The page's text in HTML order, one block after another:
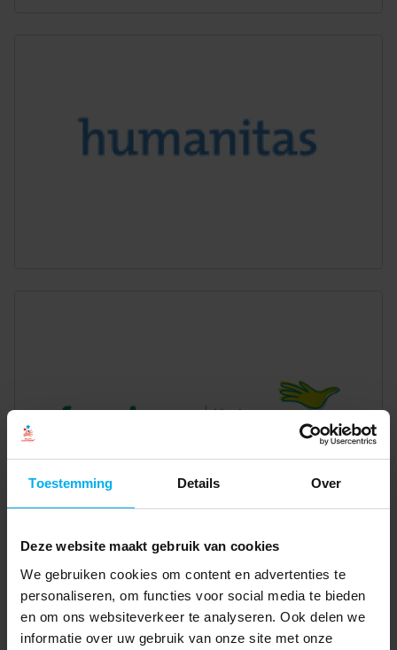
Toestemming Details Over
Deze website maakt gebruik van cookies
We gebruiken cookies om content en advertenties te
personaliseren, om functies voor social media te bieden
en om ons websiteverkeer te analyseren. Ook delen we
informatie over uw gebruik van onze site met onze